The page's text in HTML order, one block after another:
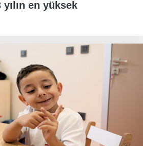
yılın en yüksek